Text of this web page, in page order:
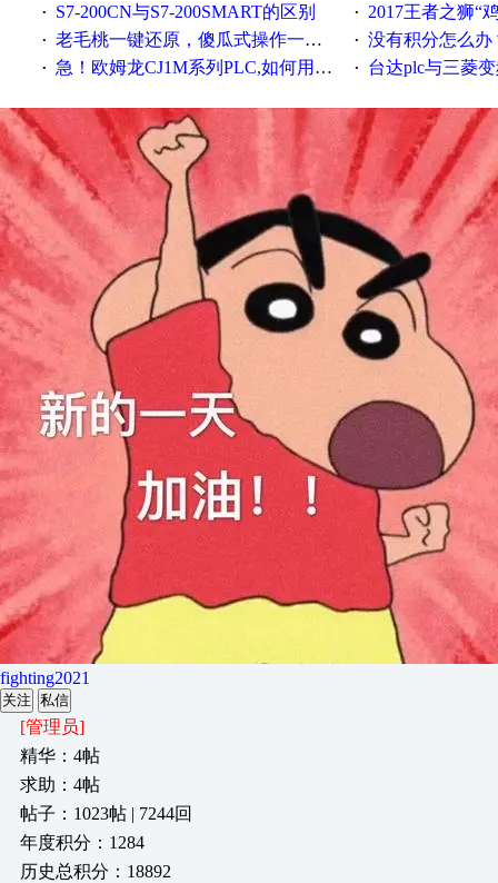
· S7-200CN与S7-200SMART的区别 · 2017王者之狮“鸡”情签到
· 老毛桃一键还原，傻瓜式操作一键轻松备份还原；程序为向导式安装，一键即可实现自动备份或还原系统。 · 没有积分怎么办
· 急！欧姆龙CJ1M系列PLC,如何用时间控制变频器。要求时间在组态王中可以自由输入！拜托各位大神了！ · 台达plc与三菱
fighting2021
关注 私信
[管理员]
精华：4帖
求助：4帖
帖子：1023帖 | 7244回
年度积分：1284
历史总积分：18892